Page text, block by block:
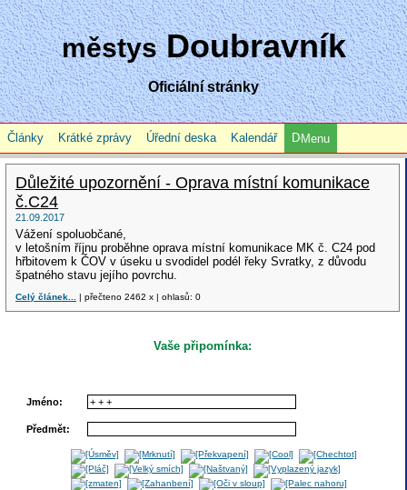
městysDoubravník
Oficiální stránky
Články Krátké zprávy Úřední deska Kalendář Menu
Důležité upozornění - Oprava místní komunikace
č.C24
21.09.2017
Vážení spoluobčané,
v letošním říjnu proběhne oprava místní komunikace MK č. C24 pod
hřbitovem k ČOV v úseku u svodidel podél řeky Svratky, z důvodu
špatného stavu jejího povrchu.
Celý článek... | přečteno 2462 x | ohlasů: 0
Vaše připomínka:
Jméno:
Předmět: